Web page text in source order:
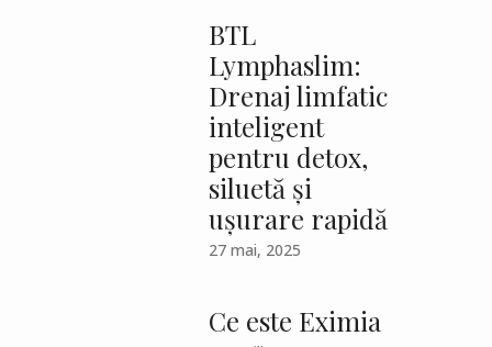
BTL
Lymphaslim:
Drenaj limfatic
inteligent
pentru detox,
siluetă și
ușurare rapidă
27 mai, 2025
Ce este Eximia